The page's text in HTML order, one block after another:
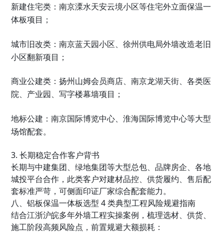
新建住宅类：南京溧水天安云境小区等住宅外立面保温一
体板项目；
城市旧改类：南京蓝天园小区、徐州供电局外墙改造老旧
小区翻新项目；
商业公建类：扬州山姆会员商店、南京龙湖天街、各类医
院、产业园、写字楼幕墙项目；
地标公建：南京国际博览中心、淮海国际博览中心等大型
场馆配套。
3. 长期稳定合作客户背书
长期与中建集团、绿地集团等大型总包、品牌房企、各地
城投平台合作，此类客户对建材品控、供货履约、售后配
套标准严苛，可侧面印证厂家综合配套能力。
八、铝板保温一体板选型 4 类典型工程风险规避指南
结合江浙沪皖多年外墙工程实操案例，梳理选材、供货、
施工阶段高频风险点，前置规避大额损耗：